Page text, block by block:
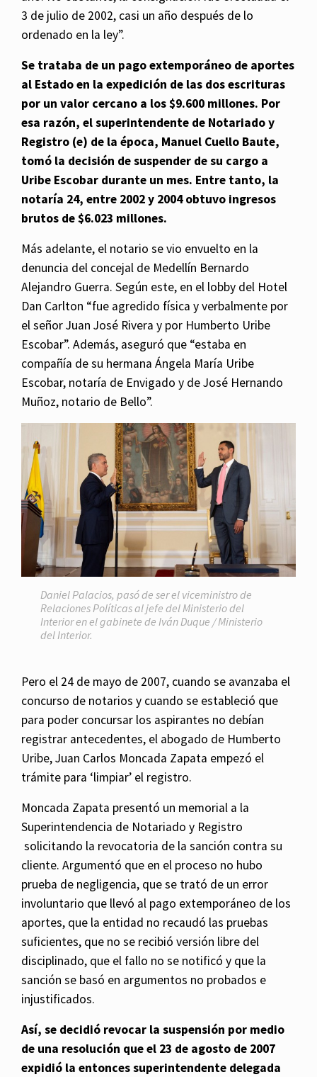
3 de julio de 2002, casi un año después de lo
ordenado en la ley”.
Se trataba de un pago extemporáneo de aportes
al Estado en la expedición de las dos escrituras
por un valor cercano a los $9.600 millones. Por
esa razón, el superintendente de Notariado y
Registro (e) de la época, Manuel Cuello Baute,
tomó la decisión de suspender de su cargo a
Uribe Escobar durante un mes. Entre tanto, la
notaría 24, entre 2002 y 2004 obtuvo ingresos
brutos de $6.023 millones.
Más adelante, el notario se vio envuelto en la
denuncia del concejal de Medellín Bernardo
Alejandro Guerra. Según este, en el lobby del Hotel
Dan Carlton “fue agredido física y verbalmente por
el señor Juan José Rivera y por Humberto Uribe
Escobar”. Además, aseguró que “estaba en
compañía de su hermana Ángela María Uribe
Escobar, notaría de Envigado y de José Hernando
Muñoz, notario de Bello”.
Daniel Palacios, pasó de ser el viceministro de
Relaciones Políticas al jefe del Ministerio del
Interior en el gabinete de Iván Duque / Ministerio
del Interior.
Pero el 24 de mayo de 2007, cuando se avanzaba el
concurso de notarios y cuando se estableció que
para poder concursar los aspirantes no debían
registrar antecedentes, el abogado de Humberto
Uribe, Juan Carlos Moncada Zapata empezó el
trámite para ‘limpiar’ el registro.
Moncada Zapata presentó un memorial a la
Superintendencia de Notariado y Registro
solicitando la revocatoria de la sanción contra su
cliente. Argumentó que en el proceso no hubo
prueba de negligencia, que se trató de un error
involuntario que llevó al pago extemporáneo de los
aportes, que la entidad no recaudó las pruebas
suficientes, que no se recibió versión libre del
disciplinado, que el fallo no se notificó y que la
sanción se basó en argumentos no probados e
injustificados.
Así, se decidió revocar la suspensión por medio
de una resolución que el 23 de agosto de 2007
expidió la entonces superintendente delegada